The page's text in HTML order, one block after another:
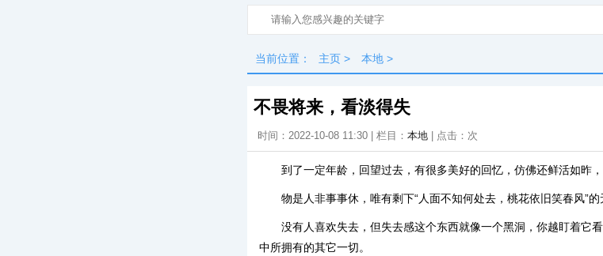
当前位置： 主页 > 本地 >
不畏将来，看淡得失
时间：2022-10-08 11:30 | 栏目： 本地 | 点击： 次
到了一定年龄，回望过去，有很多美好的回忆，仿佛还鲜活如昨
物是人非事事休，唯有剩下“人面不知何处去，桃花依旧笑春风”的
没有人喜欢失去，但失去感这个东西就像一个黑洞，你越盯着它
中所拥有的其它一切。